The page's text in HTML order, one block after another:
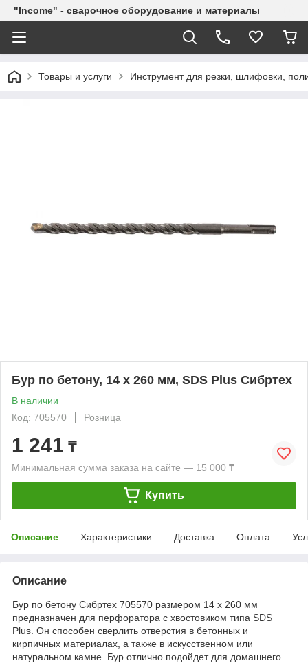
"Income" - сварочное оборудование и материалы
Товары и услуги Инструмент для резки, шлифовки,
Бур по бетону, 14 x 260 мм, SDS Plus Сибртех
В наличии
Код: 705570
Розница
1 241 ₸
Минимальная сумма заказа на сайте — 15 000 ₸
Купить
Описание Характеристики Доставка Оплата
Описание
Бур по бетону Сибртех 705570 размером 14 х 260 мм
предназначен для перфоратора с хвостовиком типа SDS
Plus. Он способен сверлить отверстия в бетонных и
кирпичных материалах, а также в искусственном или
натуральном камне. Бур отлично подойдет для домашнего